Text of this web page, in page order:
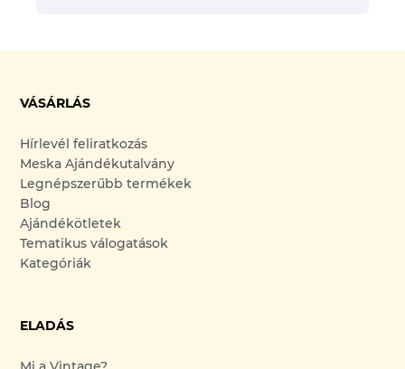
VÁSÁRLÁS
Hírlevél feliratkozás
Meska Ajándékutalvány
Legnépszerűbb termékek
Blog
Ajándékötletek
Tematikus válogatások
Kategóriák
ELADÁS